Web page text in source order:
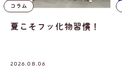
コラム
夏こそフッ化物習慣！
2026.08.06